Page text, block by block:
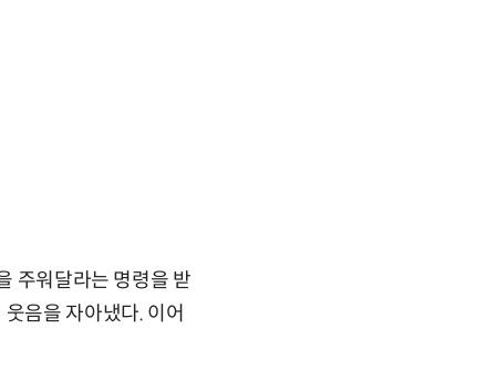
주워달라는 명령을 받
음을 자아냈다. 이어